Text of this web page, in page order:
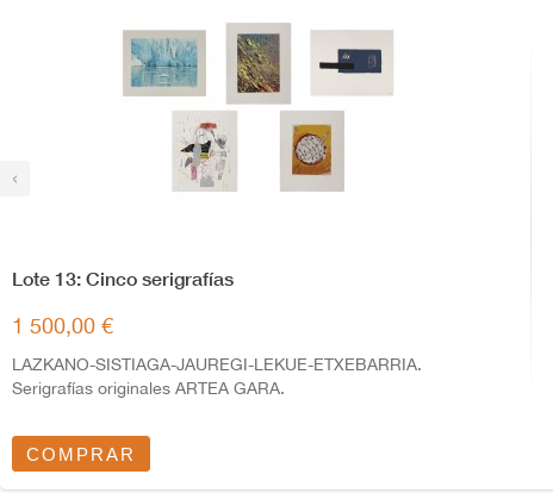
‹
Lote 13: Cinco serigrafías
1 500,00 €
LAZKANO-SISTIAGA-JAUREGI-LEKUE-ETXEBARRIA.
Serigrafías originales ARTEA GARA.
COMPRAR